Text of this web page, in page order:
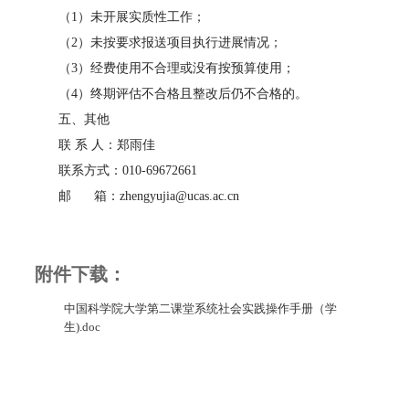
（1）未开展实质性工作；
（2）未按要求报送项目执行进展情况；
（3）经费使用不合理或没有按预算使用；
（4）终期评估不合格且整改后仍不合格的。
五、其他
联 系 人：郑雨佳
联系方式：010-69672661
邮 箱：zhengyujia@ucas.ac.cn
附件下载：
中国科学院大学第二课堂系统社会实践操作手册（学
生).doc